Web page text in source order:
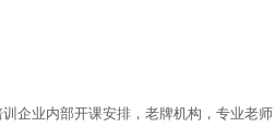
企业内部开课安排，老牌机构，专业老师